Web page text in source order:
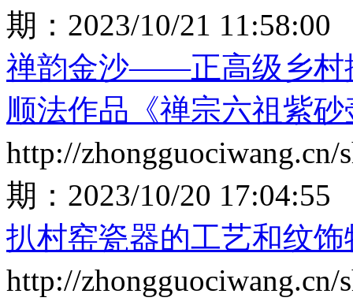
期： 2023/10/21 11:58:00
禅韵金沙——正高级乡村
顺法作品《禅宗六祖紫砂
http://zhongguociwang.cn/
期： 2023/10/20 17:04:55
扒村窑瓷器的工艺和纹饰
http://zhongguociwang.cn/